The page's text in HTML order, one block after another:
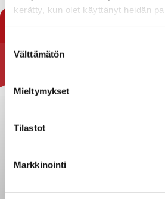
kerätty, kun olet käyttänyt heidän
valinta
Välttämätön
Mieltymykset
Tilastot
Markkinointi
« Uutishuone
Yhteystiedot
Strategiat, ohjelmat, ohjeet,
Asiakirjajulkisuuskuvaus
Saavutettavuusseloste